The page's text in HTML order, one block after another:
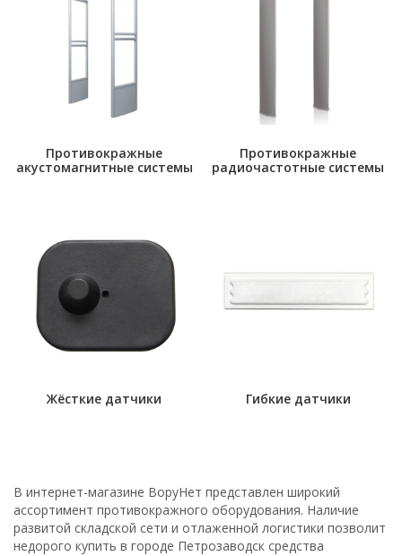
Противокражные
акустомагнитные системы
Противокражные
радиочастотные системы
Жёсткие датчики Гибкие датчики
В интернет-магазине ВоруНет представлен широкий
ассортимент противокражного оборудования. Наличие
развитой складской сети и отлаженной логистики позволит
недорого купить в городе Петрозаводск средства